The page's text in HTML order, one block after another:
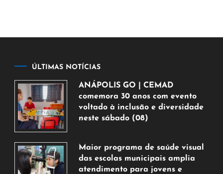
ÚLTIMAS NOTÍCIAS
ANÁPOLIS GO | CEMAD
comemora 30 anos com evento
voltado à inclusão e diversidade
neste sábado (08)
de
agosto
de
Maior programa de saúde visual
das escolas municipais amplia
atendimento para jovens e